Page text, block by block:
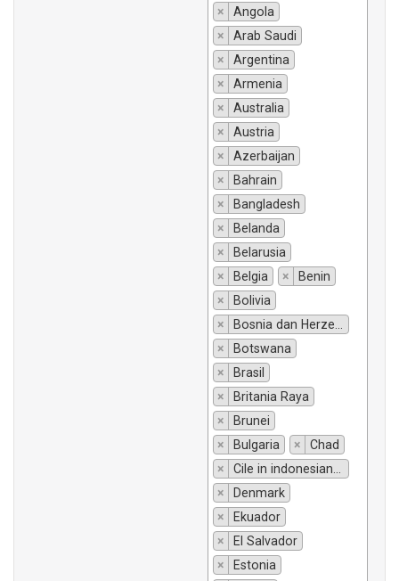
×
Angola
×
Arab Saudi
×
Argentina
×
Armenia
×
Australia
×
Austria
×
Azerbaijan
×
Bahrain
×
Bangladesh
×
Belanda
×
Belarusia
×
Belgia ×
Benin
×
Bolivia
×
Bosnia dan Herzegovina
×
Botswana
×
Brasil
×
Britania Raya
×
Brunei
×
Bulgaria ×
Chad
×
Cile in indonesiano si traduce "Chili".
×
Denmark
×
Ekuador
×
El Salvador
×
Estonia